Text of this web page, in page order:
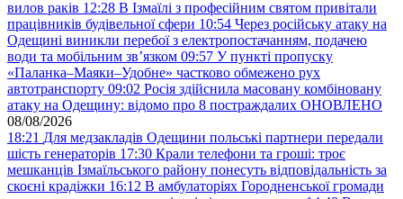
вилов раків 12:28 В Ізмаїлі з професійним святом привітали
працівників будівельної сфери 10:54 Через російську атаку на
Одещині виникли перебої з електропостачанням, подачею
води та мобільним звʼязком 09:57 У пункті пропуску
«Паланка–Маяки–Удобне» частково обмежено рух
автотранспорту 09:02 Росія здійснила масовану комбіновану
атаку на Одещину: відомо про 8 постраждалих ОНОВЛЕНО
08/08/2026
18:21 Для медзакладів Одещини польські партнери передали
шість генераторів 17:30 Крали телефони та гроші: троє
мешканців Ізмаїльського району понесуть відповідальність за
скоєні крадіжки 16:12 В амбулаторіях Городненської громади